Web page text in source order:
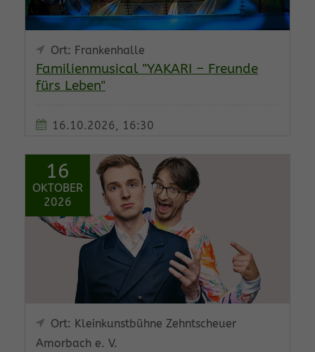
Ort: Frankenhalle
Familienmusical "YAKARI – Freunde
fürs Leben"
16.10.2026, 16:30
16
OKTOBER
2026
Ort: Kleinkunstbühne Zehntscheuer
Amorbach e. V.